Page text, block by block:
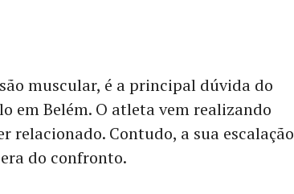
muscular, é a principal dúvida do
em Belém. O atleta vem realizando
relacionado. Contudo, a sua escalação
do confronto.